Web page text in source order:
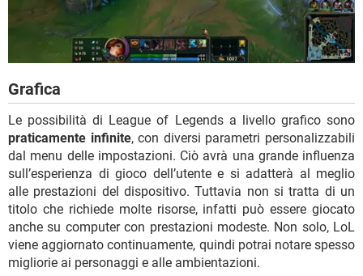
Grafica
Le possibilità di League of Legends a livello grafico sono
praticamente infinite, con diversi parametri personalizzabili
dal menu delle impostazioni. Ciò avrà una grande influenza
sull’esperienza di gioco dell’utente e si adatterà al meglio
alle prestazioni del dispositivo. Tuttavia non si tratta di un
titolo che richiede molte risorse, infatti può essere giocato
anche su computer con prestazioni modeste. Non solo, LoL
viene aggiornato continuamente, quindi potrai notare spesso
migliorie ai personaggi e alle ambientazioni.